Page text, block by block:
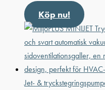
Köp nu!
Jet- &